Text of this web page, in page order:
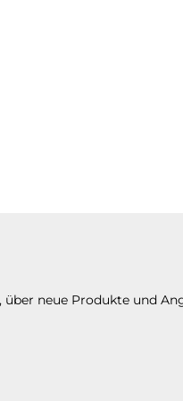
neue Produkte und